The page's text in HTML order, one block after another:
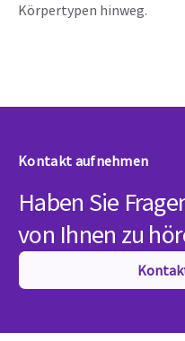
Körpertypen hinweg.
Kontakt aufnehmen
Haben Sie
von Ihnen zu